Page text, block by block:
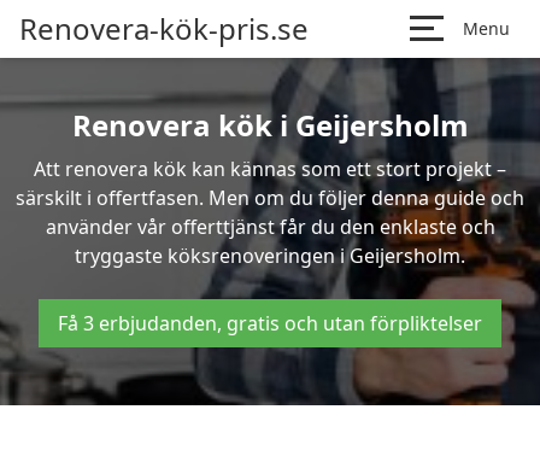
Renovera-kök-pris.se Menu
Renovera kök i Geijersholm
Att renovera kök kan kännas som ett stort projekt –
särskilt i offertfasen. Men om du följer denna guide och
använder vår offerttjänst får du den enklaste och
tryggaste köksrenoveringen i Geijersholm.
Få 3 erbjudanden, gratis och utan förpliktelser